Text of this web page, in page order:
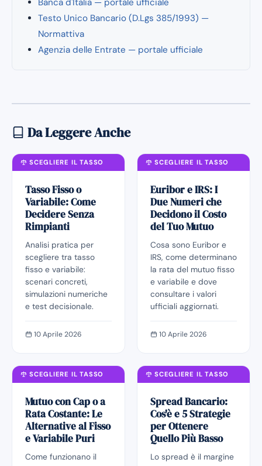
Banca d'Italia — portale ufficiale
Testo Unico Bancario (D.Lgs 385/1993) —
Normattiva
Agenzia delle Entrate — portale ufficiale
Da Leggere Anche
SCEGLIERE IL TASSO
Tasso Fisso o
Variabile: Come
Decidere Senza
Rimpianti
Analisi pratica per
scegliere tra tasso
fisso e variabile:
scenari concreti,
simulazioni numeriche
e test decisionale.
10 Aprile 2026
SCEGLIERE IL TASSO
Euribor e IRS: I
Due Numeri che
Decidono il Costo
del Tuo Mutuo
Cosa sono Euribor e
IRS, come determinano
la rata del mutuo fisso
e variabile e dove
consultare i valori
ufficiali aggiornati.
10 Aprile 2026
SCEGLIERE IL TASSO
Mutuo con Cap o a
Rata Costante: Le
Alternative al Fisso
e Variabile Puri
Come funzionano il
SCEGLIERE IL TASSO
Spread Bancario:
Cos'è e 5 Strategie
per Ottenere
Quello Più Basso
Lo spread è il margine